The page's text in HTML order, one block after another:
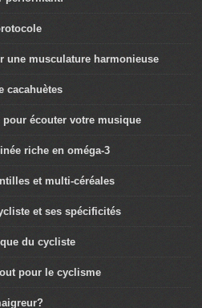
une musculature harmonieuse
cacahuètes
écouter votre musique
riche en oméga-3
et multi-céréales
et ses spécificités
du cycliste
pour le cyclisme